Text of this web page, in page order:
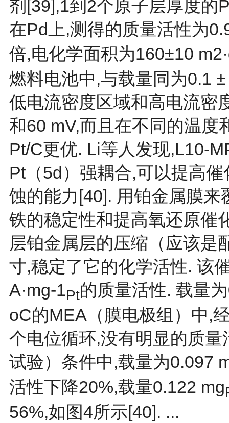
剂[39],1到2个原子层厚度的
在Pd上,测得的质量活性为
倍,电化学面积为160±10
燃料电池中,与载量同为0.1
低电流密度区域和高电流密
和60 mV,而且在不同的温度
Pt/C更优. Li等人发现,L10-
Pt（5d）强耦合,可以提高
蚀的能力[40]. 用铂金属膜来
铁的稳定性和提高氧还原催
层铂金属层的压缩（应该是
寸,稳定了它的化学活性. 该
A·mg-1Pt的质量活性. 载量
οC的MEA（膜电极组）中,
个电位循环,没有明显的质
试验）条件中,载量为0.097
活性下降20%,载量0.122 mg
56%,如 图4所示[40]. ...